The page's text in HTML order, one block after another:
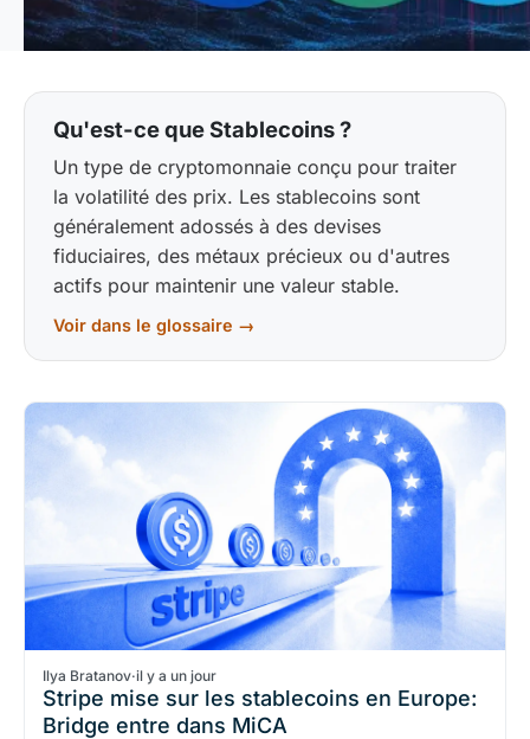
Qu'est-ce que Stablecoins ?
Un type de cryptomonnaie conçu pour traiter
la volatilité des prix. Les stablecoins sont
généralement adossés à des devises
fiduciaires, des métaux précieux ou d'autres
actifs pour maintenir une valeur stable.
Voir dans le glossaire →
Ilya Bratanov·il y a un jour
Stripe mise sur les stablecoins en Europe:
Bridge entre dans MiCA